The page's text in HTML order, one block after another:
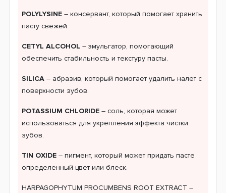
POLYLYSINE – консервант, который помогает хранить
пасту свежей.
CETYL ALCOHOL – эмульгатор, помогающий
обеспечить стабильность и текстуру пасты.
SILICA – абразив, который помогает удалить налет с
поверхности зубов.
POTASSIUM CHLORIDE – соль, которая может
использоваться для укрепления эффекта чистки
зубов.
TIN OXIDE – пигмент, который может придать пасте
определенный цвет или блеск.
HARPAGOPHYTUM PROCUMBENS ROOT EXTRACT –